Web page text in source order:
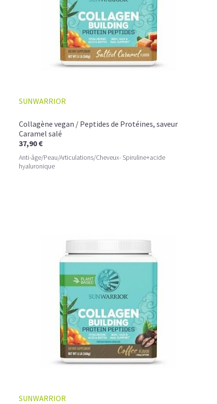
SUNWARRIOR
Collagène vegan / Peptides de Protéines, saveur
Caramel salé
37,90 €
Anti-âge/Peau/Articulations/Cheveux- Spiruline+acide
hyaluronique
SUNWARRIOR